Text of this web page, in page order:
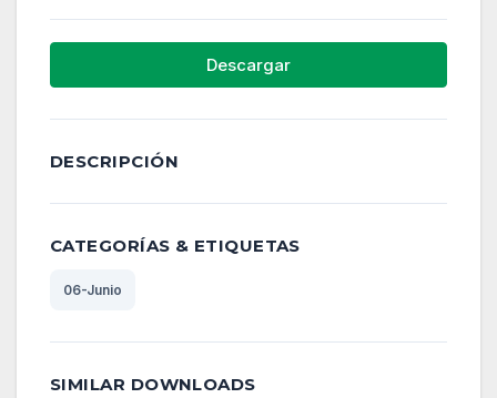
Descargar
DESCRIPCIÓN
CATEGORÍAS & ETIQUETAS
06-Junio
SIMILAR DOWNLOADS